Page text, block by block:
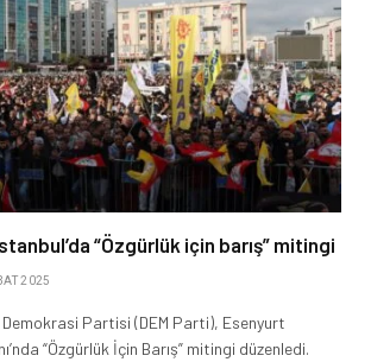
“Özgürlük için barış” mitingi
2025
Partisi (DEM Parti), Esenyurt
“Özgürlük İçin Barış” mitingi düzenledi.